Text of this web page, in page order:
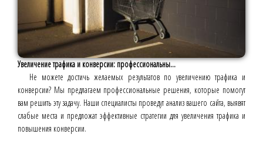
Увеличение трафика и конверсии: профессиональны...
Не можете достичь желаемых результатов по увеличению трафика и
конверсии? Мы предлагаем профессиональные решения, которые помогут
вам решить эту задачу. Наши специалисты проведут анализ вашего сайта, выявят
слабые места и предложат эффективные стратегии для увеличения трафика и
повышения конверсии.